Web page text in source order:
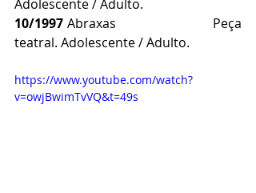
Adolescente / Adulto.
10/1997 Abraxas                          Peça
teatral. Adolescente / Adulto.
https://www.youtube.com/watch?
v=owjBwimTvVQ&t=49s